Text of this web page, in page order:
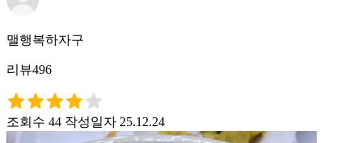
맬행복하자구
리뷰496
조회수 44 작성일자 25.12.24